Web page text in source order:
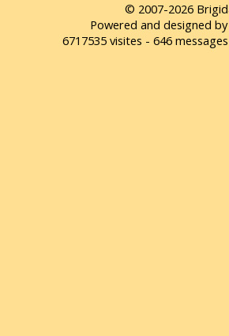
© 2007-2026
Powered and designed
6717535 visites - 646